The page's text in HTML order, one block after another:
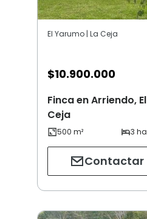
El Yarumo | La Ceja
$10.900.000
Finca en Arriendo,
Ceja
Contactar